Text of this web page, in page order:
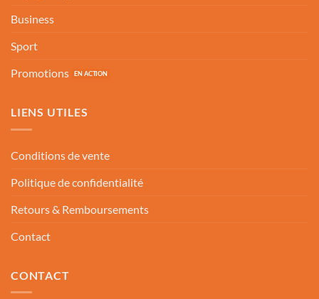
Business
Sport
Promotions
LIENS UTILES
Conditions de vente
Politique de confidentialité
Retours & Remboursements
Contact
CONTACT